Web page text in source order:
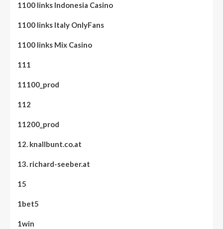
1100 links Indonesia Casino
1100 links Italy OnlyFans
1100 links Mix Casino
111
11100_prod
112
11200_prod
12. knallbunt.co.at
13. richard-seeber.at
15
1bet5
1win